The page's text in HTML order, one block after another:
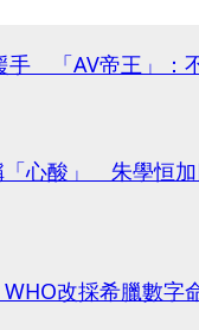
手 「AV帝王」：
「心酸」 朱學恒
改採希臘數字